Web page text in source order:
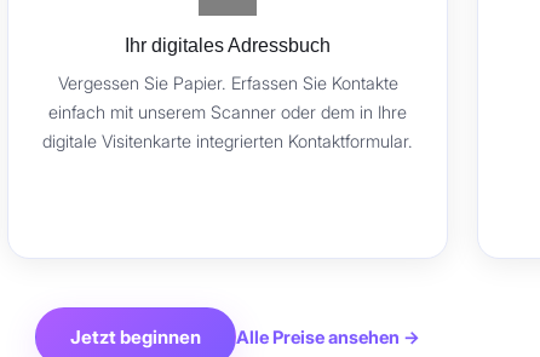
Ihr digitales Adressbuch
Vergessen Sie Papier. Erfassen Sie Kontakte
einfach mit unserem Scanner oder dem in Ihre
digitale Visitenkarte integrierten Kontaktformular.
Jetzt beginnen Alle Preise ansehen →